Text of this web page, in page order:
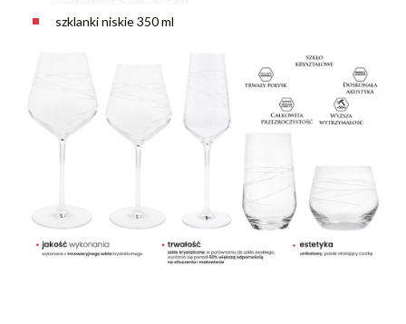
szklanki niskie 350 ml